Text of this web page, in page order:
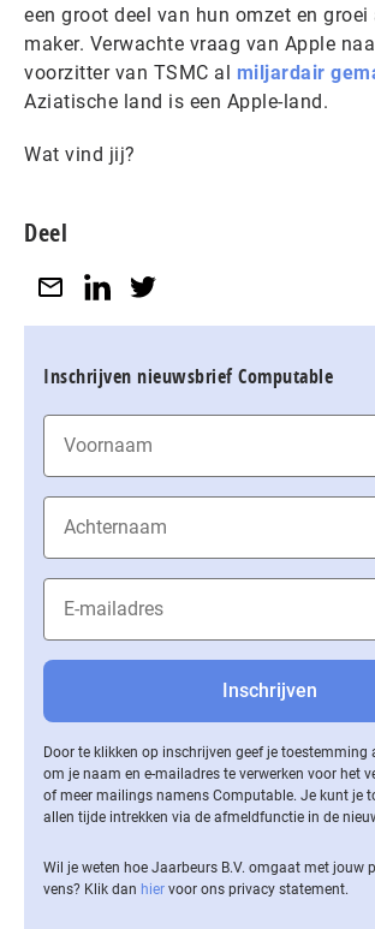
een groot deel van hun omzet en groei
maker. Verwachte vraag van Apple
voorzitter van TSMC al miljardair
Aziatische land is een Apple-land.
Wat vind jij?
Deel
Inschrijven nieuwsbrief Computable
Door te klikken op inschrijven geef je toestemming
om je naam en e-mailadres te verwerken voor het
of meer mailings namens Computable. Je kunt je
allen tijde intrekken via de af­meld­func­tie in de
Wil je weten hoe Jaarbeurs B.V. omgaat met jouw
vens? Klik dan hier voor ons privacy statement.